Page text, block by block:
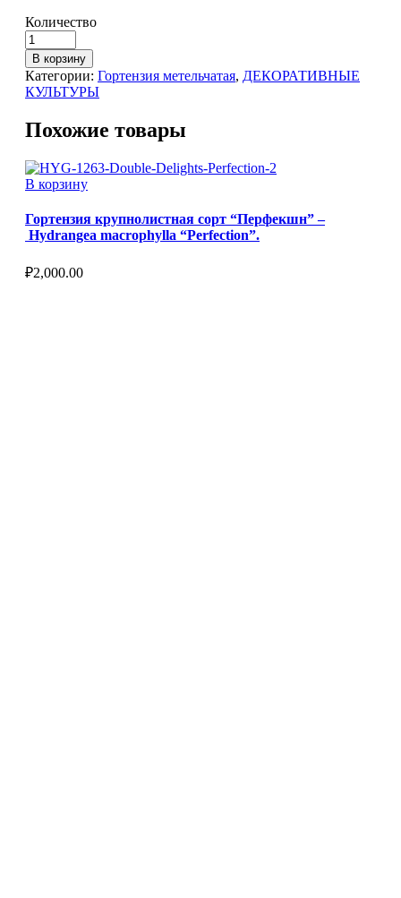
Количество
В корзину
Категории: Гортензия метельчатая, ДЕКОРАТИВНЫЕ
КУЛЬТУРЫ
Похожие товары
В корзину
Гортензия крупнолистная сорт “Перфекшн” –
Hydrangea macrophylla “Perfection”.
₽2,000.00